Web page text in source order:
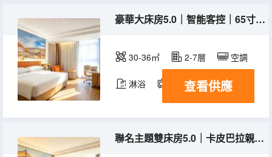
豪華大床房5.0｜智能客控｜65寸高清電視｜零壓床墊
30-36㎡ 2-7層 空調
淋浴 電視機
查看供應
聯名主題雙床房5.0｜卡皮巴拉親子主題｜零壓床墊